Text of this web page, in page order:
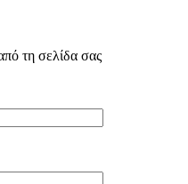
τη σελίδα σας